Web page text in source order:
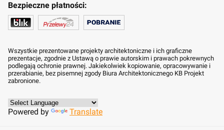
Bezpieczne płatności:
Wszystkie prezentowane projekty architektoniczne i ich graficzne
prezentacje, zgodnie z Ustawą o prawie autorskim i prawach pokrewnych
podlegają ochronie prawnej. Jakiekolwiek kopiowanie, opracowywanie i
przerabianie, bez pisemnej zgody Biura Architektonicznego KB Projekt
zabronione.
Powered by Translate